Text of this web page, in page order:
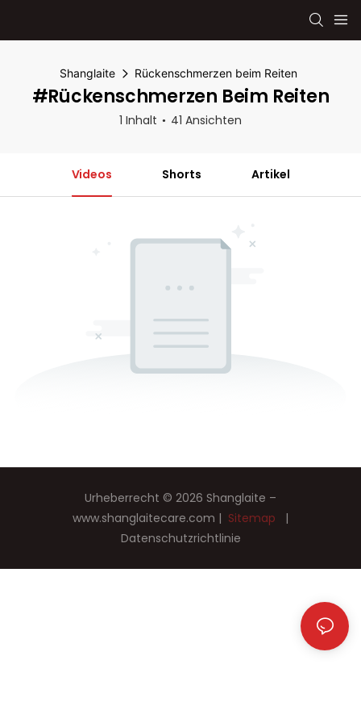
Shanglaite Rückenschmerzen beim Reiten
#Rückenschmerzen Beim Reiten
1 Inhalt 41 Ansichten
Videos Shorts Artikel
Urheberrecht © 2026 Shanglaite –
www.shanglaitecare.com | Sitemap
|
Datenschutzrichtlinie